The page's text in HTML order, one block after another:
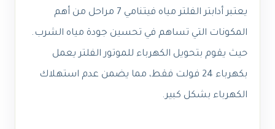
يعتبر أدابتر الفلتر مياه فيتنامي 7 مراحل من أهم
المكونات التي تساهم في تحسين جودة مياه الشرب.
حيث يقوم بتحويل الكهرباء للموتور الفلتر يعمل
بكهرباء 24 فولت فقط، مما يضمن عدم استهلاك
الكهرباء بشكل كبير.